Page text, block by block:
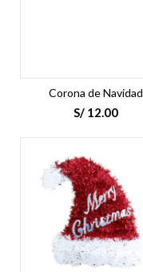
Corona de Navidad
S/12.00